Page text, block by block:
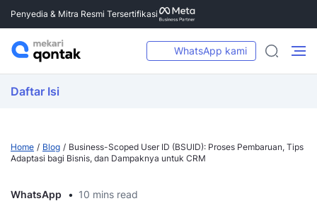
Penyedia & Mitra Resmi Tersertifikasi
WhatsApp kami
Daftar Isi
Home Blog
Business-Scoped User ID (BSUID): Proses Pembaruan, Tips
Adaptasi bagi Bisnis, dan Dampaknya untuk CRM
WhatsApp 10 mins read